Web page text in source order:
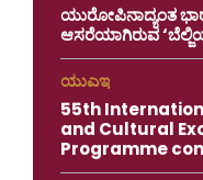
ಯುರೋಪಿನಾದ್ಯಂತ
ಆಸರೆಯಾಗಿರುವ
ಯುಎಇ
55th
and Cultural
Programme